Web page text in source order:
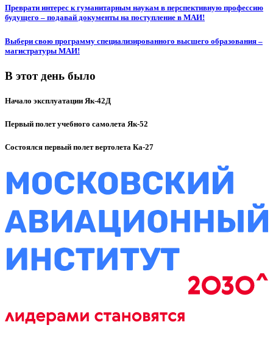
Преврати интерес к гуманитарным наукам в перспективную профессию
будущего – подавай документы на поступление в МАИ!
Выбери свою программу специализированного высшего образования –
магистратуры МАИ!
В этот день было
Начало эксплуатации Як-42Д
Первый полет учебного самолета Як-52
Состоялся первый полет вертолета Ка-27